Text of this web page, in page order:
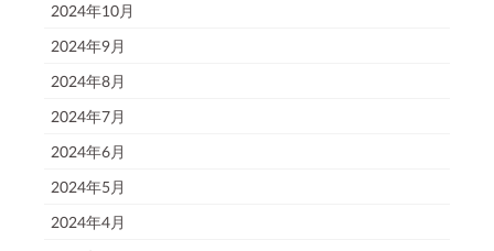
2024年10月
2024年9月
2024年8月
2024年7月
2024年6月
2024年5月
2024年4月